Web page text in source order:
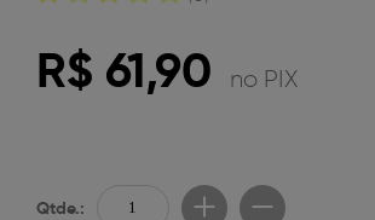
R$ 61,90 no PIX
Qtde.: